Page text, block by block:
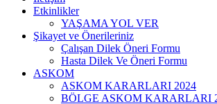
Etkinlikler
YAŞAMA YOL VER
Şikayet ve Önerileriniz
Çalışan Dilek Öneri Formu
Hasta Dilek Ve Öneri Formu
ASKOM
ASKOM KARARLARI 2024
BÖLGE ASKOM KARARLARI